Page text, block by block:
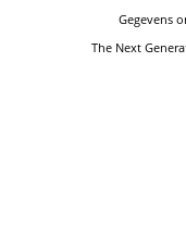
Gegevens
The Next